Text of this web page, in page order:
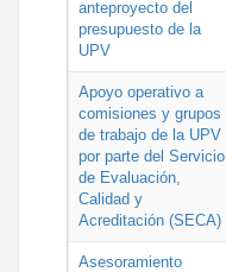
anteproyecto del
presupuesto de la
UPV
Apoyo operativo a
comisiones y grupos
de trabajo de la UPV
por parte del Servicio
de Evaluación,
Calidad y
Acreditación (SECA)
Asesoramiento